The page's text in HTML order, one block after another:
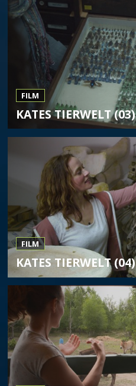
FILM
KATES TIERWELT (03)
FILM
KATES TIERWELT (04)